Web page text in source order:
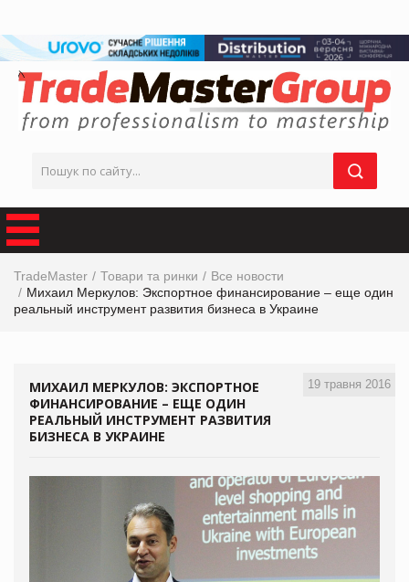
TradeMaster Товари та ринки
Все новости
Михаил Меркулов: Экспортное финансирование – еще один
реальный инструмент развития бизнеса в Украине
19 травня 2016
МИХАИЛ МЕРКУЛОВ: ЭКСПОРТНОЕ
ФИНАНСИРОВАНИЕ – ЕЩЕ ОДИН
РЕАЛЬНЫЙ ИНСТРУМЕНТ РАЗВИТИЯ
БИЗНЕСА В УКРАИНЕ